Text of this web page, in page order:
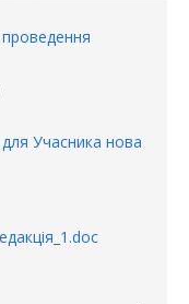
Учасника нова